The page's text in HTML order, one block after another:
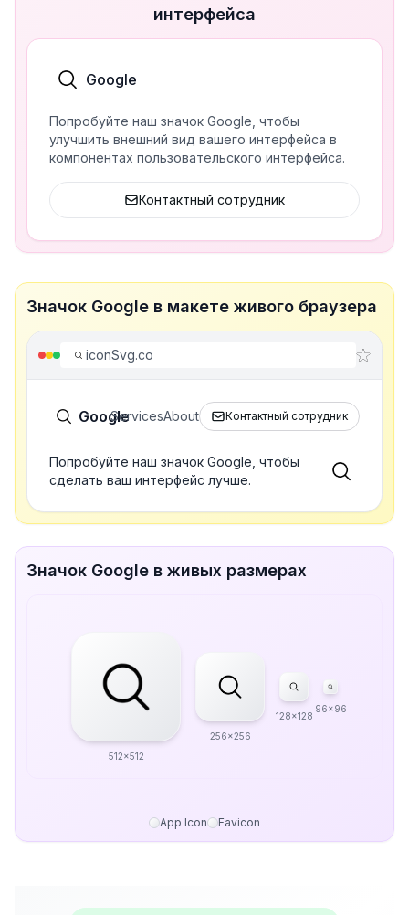
интерфейса
Google
Попробуйте наш значок Google, чтобы
улучшить внешний вид вашего интерфейса в
компонентах пользовательского интерфейса.
Контактный сотрудник
Значок Google в макете живого браузера
iconSvg.co
GoogleServicesAbout Контактный сотрудник
Попробуйте наш значок Google, чтобы
сделать ваш интерфейс лучше.
Значок Google в живых размерах
512x512
256x256
128x128
96x96
App Icon Favicon